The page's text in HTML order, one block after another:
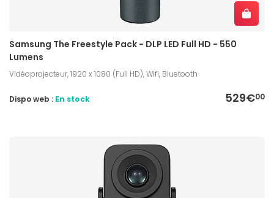
Samsung The Freestyle Pack - DLP LED Full HD - 550
Lumens
Vidéoprojecteur, 1920 x 1080 (Full HD), Wifi, Bluetooth
529€00
Dispo web : En stock